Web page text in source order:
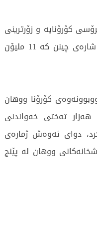
کۆرۆنایە و زۆرترینی
ئەوانەی گیانیان لەدەستداوە لەو شارەی چینن کە 11 ملیۆن
کۆرۆنا ووهان
16 نەخۆشخانەی دروستکرد و 13 هەزار تەختی خەواندنی
دوای ئەوەش ژمارەی
ووهان لە پێنج